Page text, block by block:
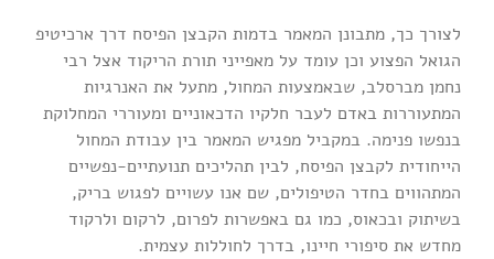
לצורך כך, מתבונן המאמר בדמות הקבצן הפיסח דרך ארכיטיפ
הגואל הפצוע וכן עומד על מאפייני תורת הריקוד אצל רבי
נחמן מברסלב, שבאמצעות המחול, מתעל את האנרגיות
המתעוררות באדם לעבר חלקיו הדכאוניים ומעוררי המחלוקת
בנפשו פנימה. במקביל מפגיש המאמר בין עבודת המחול
הייחודית לקבצן הפיסח, לבין תהליכים תנועתיים-נפשיים
המתהווים בחדר הטיפולים, שם אנו עשויים לפגוש בריק,
בשיתוק ובכאוס, כמו גם באפשרות לפרום, לרקום ולרקוד
מחדש את סיפורי חיינו, בדרך לחוללות עצמית.